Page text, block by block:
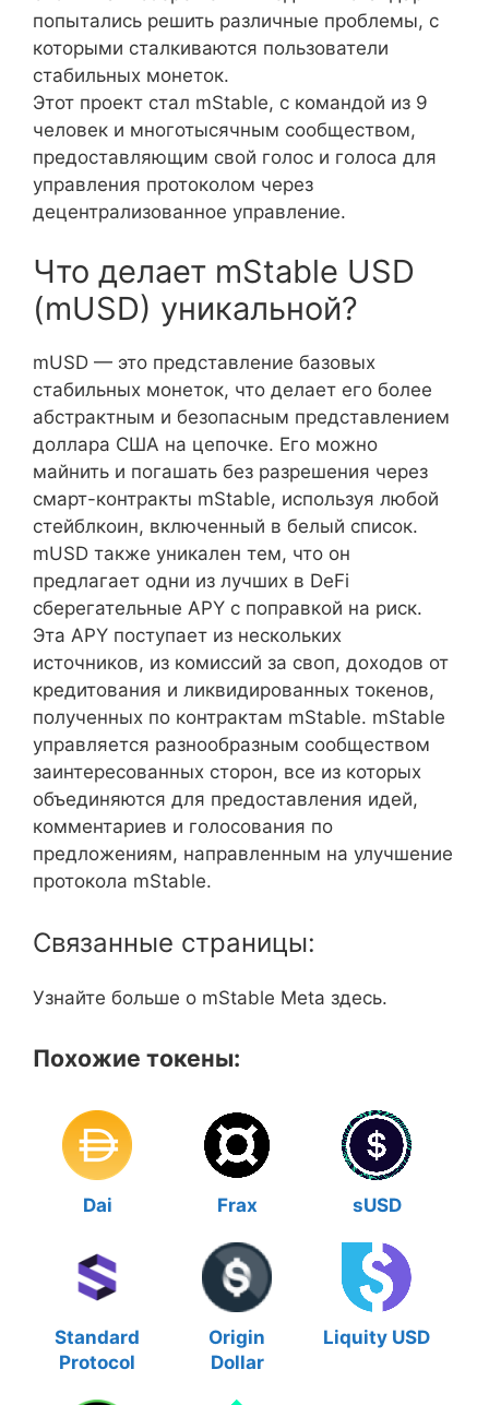
попытались решить различные проблемы, с
которыми сталкиваются пользователи
стабильных монеток.
Этот проект стал mStable, с командой из 9
человек и многотысячным сообществом,
предоставляющим свой голос и голоса для
управления протоколом через
децентрализованное управление.
Что делает mStable USD
(mUSD) уникальной?
mUSD — это представление базовых
стабильных монеток, что делает его более
абстрактным и безопасным представлением
доллара США на цепочке. Его можно
майнить и погашать без разрешения через
смарт-контракты mStable, используя любой
стейблкоин, включенный в белый список.
mUSD также уникален тем, что он
предлагает одни из лучших в DeFi
сберегательные APY с поправкой на риск.
Эта APY поступает из нескольких
источников, из комиссий за своп, доходов от
кредитования и ликвидированных токенов,
полученных по контрактам mStable. mStable
управляется разнообразным сообществом
заинтересованных сторон, все из которых
объединяются для предоставления идей,
комментариев и голосования по
предложениям, направленным на улучшение
протокола mStable.
Связанные страницы:
Узнайте больше о mStable Meta здесь.
Похожие токены:
Dai Frax sUSD
Standard
Protocol
Origin
Dollar
Liquity USD